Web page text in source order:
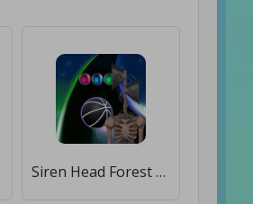
Siren Head Forest Neon ball [Мод меню]